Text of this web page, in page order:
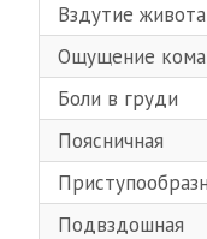
Вздутие живота
Ощущение кома
Боли в груди
Поясничная
Подвздошная